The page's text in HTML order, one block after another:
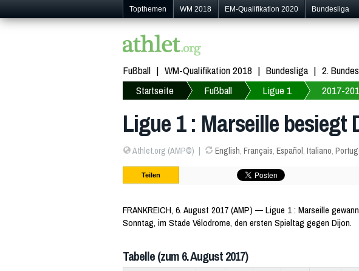
Topthemen WM 2018 EM-Qualifikation 2020 Bundesliga
Fußball WM-Qualifikation 2018 Bundesliga 2.
Startseite
Fußball Ligue 1 2017-
Ligue 1 : Marseille besiegt
Athlet.org (AMP©) English, Français, Español, Italiano,
Teilen
FRANKREICH, 6. August 2017 (AMP) — Ligue 1 : Marseille
Sonntag, im Stade Vélodrome, den ersten Spieltag gegen Dijon.
Tabelle (zum 6. August 2017)